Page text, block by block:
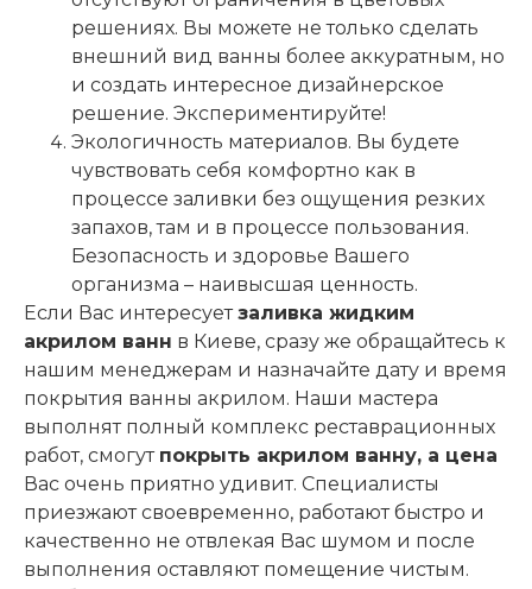
решениях. Вы можете не только сделать
внешний вид ванны более аккуратным, но
и создать интересное дизайнерское
решение. Экспериментируйте!
Экологичность материалов. Вы будете
чувствовать себя комфортно как в
процессе заливки без ощущения резких
запахов, там и в процессе пользования.
Безопасность и здоровье Вашего
организма – наивысшая ценность.
Если Вас интересуетзаливка жидким
акрилом ванн в Киеве, сразу же обращайтесь к
нашим менеджерам и назначайте дату и время
покрытия ванны акрилом. Наши мастера
выполнят полный комплекс реставрационных
работ, смогут покрыть акрилом ванну, а цена
Вас очень приятно удивит. Специалисты
приезжают своевременно, работают быстро и
качественно не отвлекая Вас шумом и после
выполнения оставляют помещение чистым.